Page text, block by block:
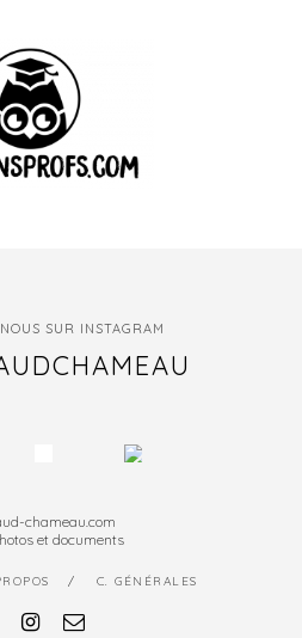
SUR INSTAGRAM
chameau.com
et documents
C. GÉNÉRALES